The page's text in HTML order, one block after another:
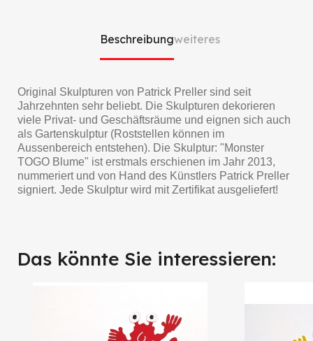
Beschreibungweiteres
Original Skulpturen von Patrick Preller sind seit
Jahrzehnten sehr beliebt. Die Skulpturen dekorieren
viele Privat- und Geschäftsräume und eignen sich auch
als Gartenskulptur (Roststellen können im
Aussenbereich entstehen). Die Skulptur: "Monster
TOGO Blume" ist erstmals erschienen im Jahr 2013,
nummeriert und von Hand des Künstlers Patrick Preller
signiert. Jede Skulptur wird mit Zertifikat ausgeliefert!
Das könnte Sie interessieren: